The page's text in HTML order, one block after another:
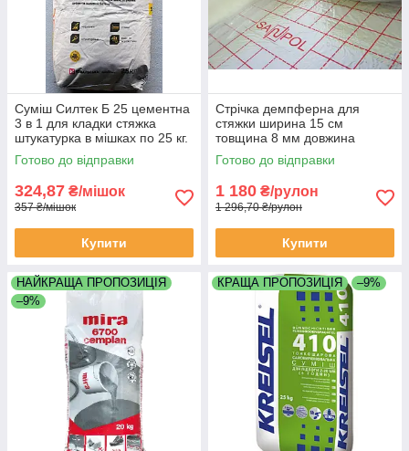
Суміш Силтек Б 25 цементна
3 в 1 для кладки стяжка
штукатурка в мішках по 25 кг.
Готово до відправки
324,87 ₴/мішок
357 ₴/мішок
Купити
Стрічка демпферна для
стяжки ширина 15 см
товщина 8 мм довжина
рулону 50 м.п.
Готово до відправки
1 180 ₴/рулон
1 296,70 ₴/рулон
Купити
НАЙКРАЩА ПРОПОЗИЦІЯ
–9%
КРАЩА ПРОПОЗИЦІЯ –9%